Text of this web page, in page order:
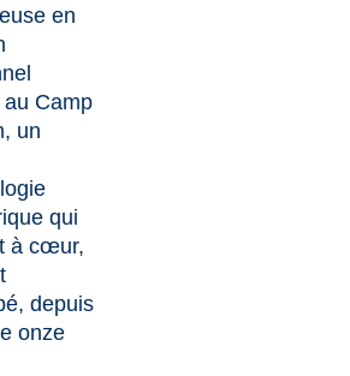
en
Camp
un
qui
à cœur,
depuis
onze